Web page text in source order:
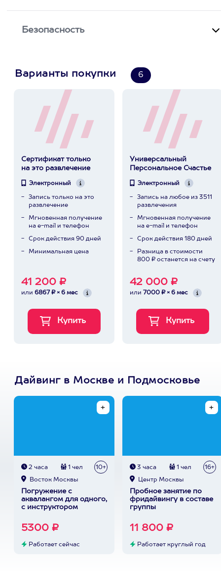
Безопасность
Варианты покупки 6
Сертификат только
на это развлечение
Электронный
Запись только на это
развлечение
Мгновенная получение
на e-mail и телефон
Срок действия 90 дней
Минимальная цена
41 200 ₽
или 6867 ₽ × 6 мес
Универсальный
Персональное Счастье
Электронный
Запись на любое из 3511
развлечения
Мгновенная получение
на e-mail и телефон
Срок действия 180 дней
Разница в стоимости
800 ₽ останется на счету
42 000 ₽
или 7000 ₽ × 6 мес
Дайвинг в Москве и Подмосковье
2 часа 1 чел 10+
Восток Москвы
Погружение с
аквалангом для одного,
с инструктором
5300 ₽
Работает сейчас
3 часа 1 чел 16+
Центр Москвы
Пробное занятие по
фридайвингу в составе
группы
11 800 ₽
Работает круглый год